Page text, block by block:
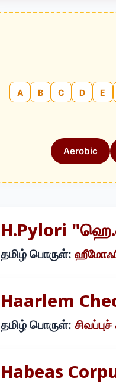
A B C D E
Aerobic
H.pylori
தமிழ் பொருள்:
Haarlem
தமிழ் பொருள்:
Habeas